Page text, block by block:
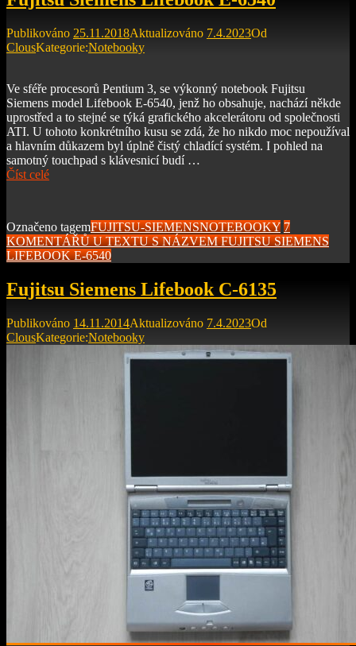
Publikováno 25.11.2018Aktualizováno 7.4.2023Od
ClousKategorie:Notebooky
Ve sféře procesorů Pentium 3, se výkonný notebook Fujitsu
Siemens model Lifebook E-6540, jenž ho obsahuje, nachází někde
uprostřed a to stejné se týká grafického akcelerátoru od společnosti
ATI. U tohoto konkrétního kusu se zdá, že ho nikdo moc nepoužíval
a hlavním důkazem byl úplně čistý chladící systém. I pohled na
samotný touchpad s klávesnicí budí …
Číst celé
Označeno tagemFUJITSU-SIEMENSNOTEBOOKY 7
KOMENTÁŘŮU TEXTU S NÁZVEM FUJITSU SIEMENS
LIFEBOOK E-6540
Fujitsu Siemens Lifebook C-6135
Publikováno 14.11.2014Aktualizováno 7.4.2023Od
ClousKategorie:Notebooky